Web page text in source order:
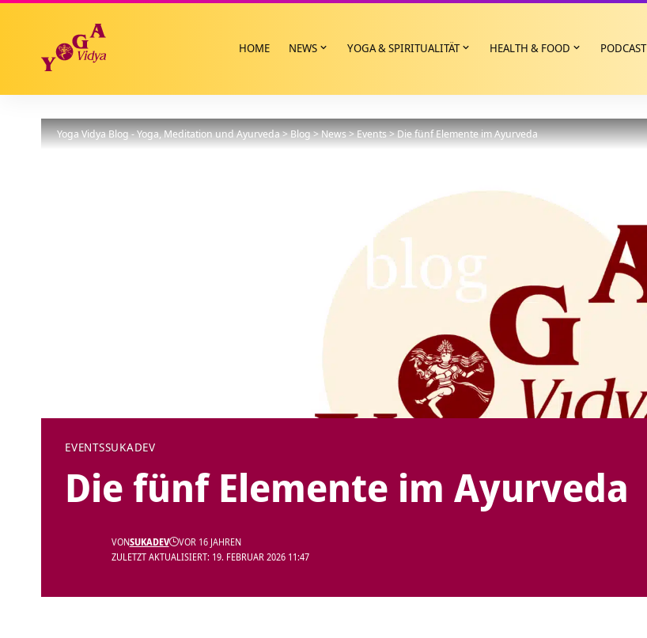
HOME NEWS YOGA & SPIRITUALITÄT HEALTH & FOOD PODCAST
Yoga Vidya Blog - Yoga, Meditation und Ayurveda>Blog>News>Events>Die fünf Elemente im Ayurveda
EVENTSSUKADEV
Die fünf Elemente im Ayurveda
ZULETZT AKTUALISIERT: 19. FEBRUAR 2026 11:47
VONSUKADEV VOR 16 JAHREN